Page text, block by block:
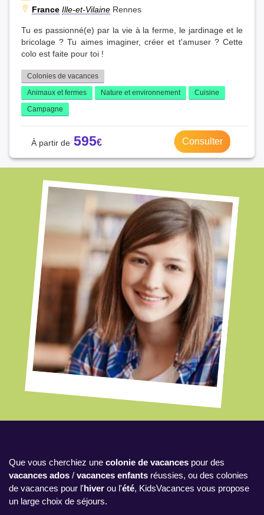
France Ille-et-Vilaine Rennes
Tu es passionné(e) par la vie à la ferme, le jardinage et le
bricolage ? Tu aimes imaginer, créer et t'amuser ? Cette
colo est faite pour toi !
Colonies de vacances
Animaux et fermes
Nature et environnement
Cuisine
Campagne
595 Consulter
Que vous cherchiez une colonie de vacances pour des
vacances ados / vacances enfants réussies, ou des colonies
de vacances pour l'hiver ou l'été, KidsVacances vous propose
un large choix de séjours.